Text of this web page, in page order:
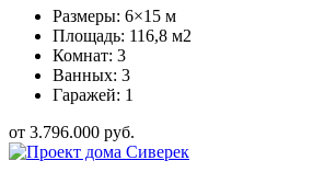
Размеры: 6×15 м
Площадь: 116,8 м2
Комнат: 3
Ванных: 3
Гаражей: 1
от 3.796.000 руб.